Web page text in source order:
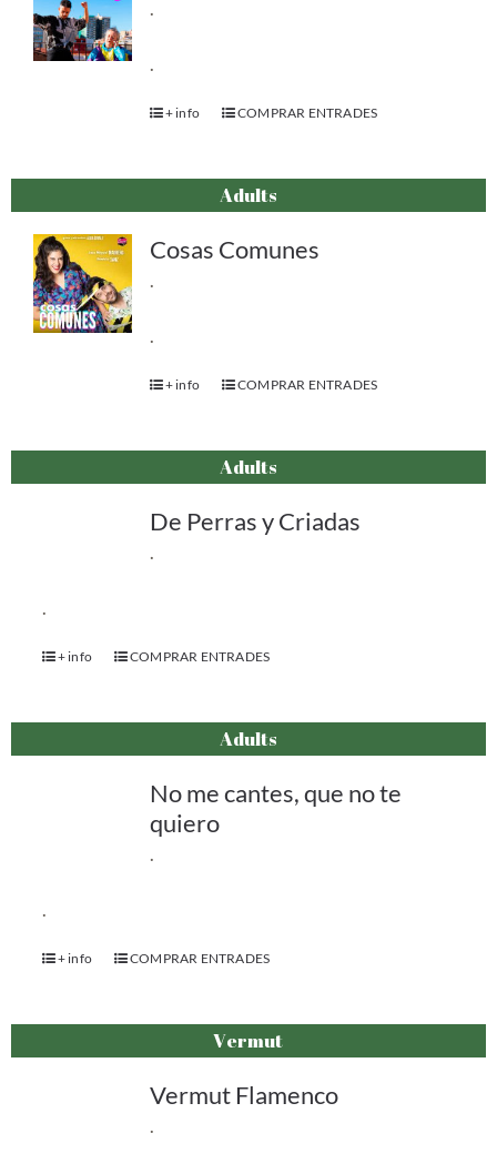
.
.
+ info COMPRAR ENTRADES
Adults
Cosas Comunes
.
.
+ info COMPRAR ENTRADES
Adults
De Perras y Criadas
.
.
+ info COMPRAR ENTRADES
Adults
No me cantes, que no te
quiero
.
.
+ info COMPRAR ENTRADES
Vermut
Vermut Flamenco
.